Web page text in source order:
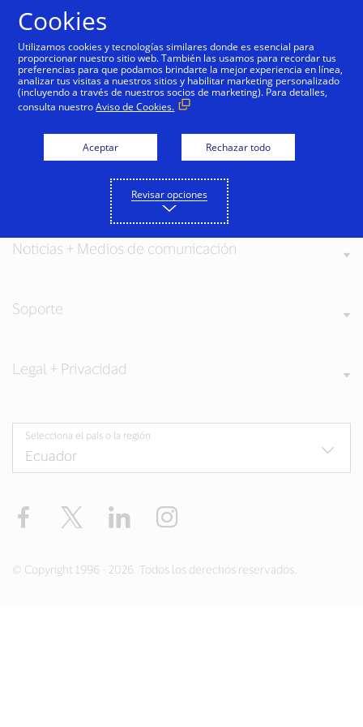
Nuestros valores
Noticias + Medios de comunicación
Soporte
Legal + Privacidad
Selecciona el país o la región
Facebook Twitter LinkedIn
© Copyright 1996 - 2026. Todos los derechos reservados.
Cookies
Utilizamos cookies y tecnologías similares donde es esencial para
proporcionar nuestro sitio web. También las usamos para recordar tus
preferencias para que podamos brindarte la mejor experiencia en línea,
analizar tus visitas a nuestros sitios y habilitar marketing personalizado
(incluyendo a través de nuestros socios de marketing). Para detalles,
consulta nuestroAviso de Cookies.
Aceptar Rechazar todo
Revisar opciones